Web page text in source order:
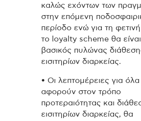
καλώς εχόντων των
στην επόμενη
περίοδο ενώ για τη
το loyalty scheme θα
βασικός πυλώνας
εισιτηρίων διαρκείας.
• Οι λεπτομέρειες για
αφορούν στον τρόπο
προτεραιότητας και
εισιτηρίων διαρκείας, θα